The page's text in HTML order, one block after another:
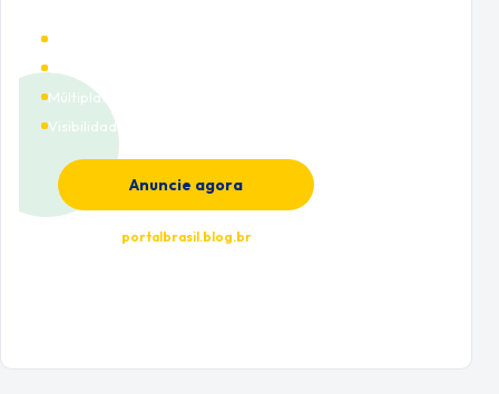
Múltiplas categorias
Visibilidade premium
Anuncie agora
portalbrasil.blog.br